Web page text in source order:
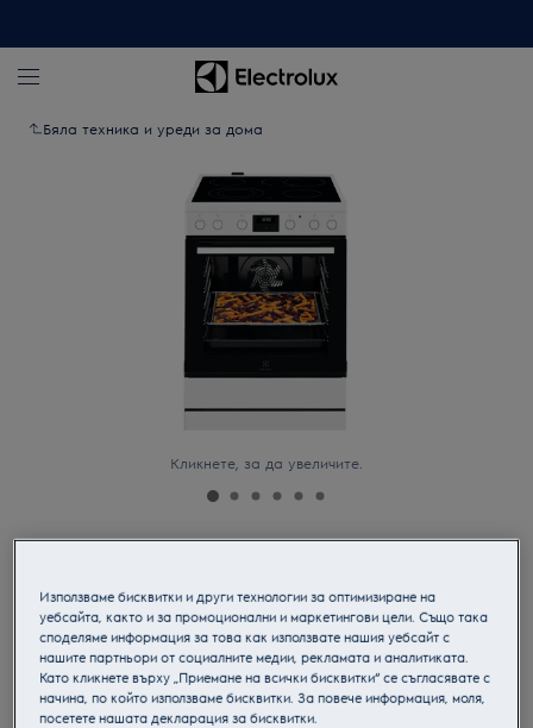
Бяла техника и уреди за дома
Кликнете, за да увеличите.
Електрическa печкa
Продуктов информационен лист
Използваме бисквитки и други технологии за оптимизиране на
уебсайта, както и за промоционални и маркетингови цели. Също така
споделяме информация за това как използвате нашия уебсайт с
нашите партньори от социалните медии, рекламата и аналитиката.
Като кликнете върху „Приемане на всички бисквитки“ се съгласявате с
начина, по който използваме бисквитки. За повече информация, моля,
посетете нашата декларация за бисквитки.